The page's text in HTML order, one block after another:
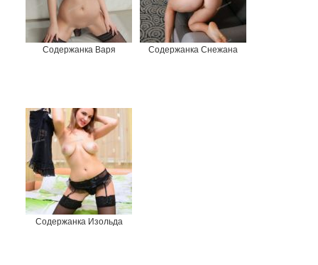
Содержанка Варя Содержанка Снежана
Содержанка Изольда